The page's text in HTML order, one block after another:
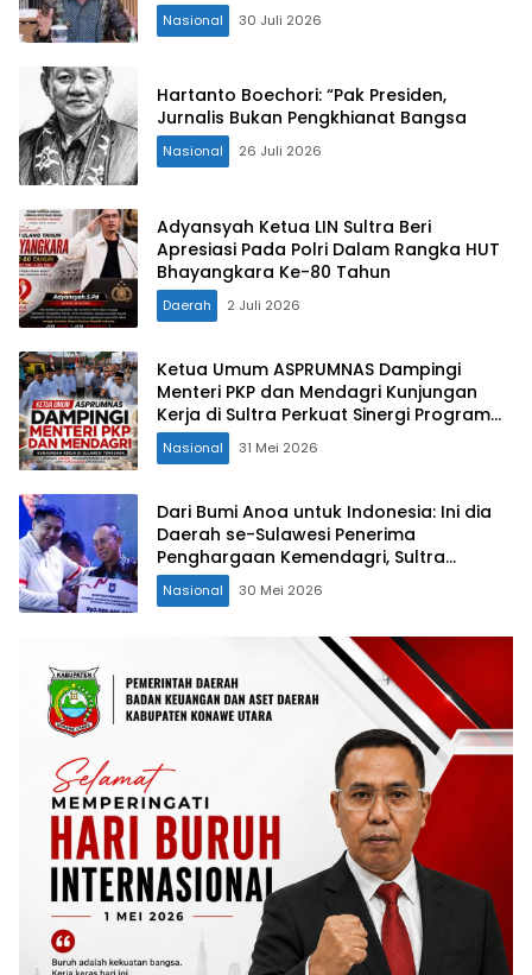
Nasional 30 Juli 2026
Hartanto Boechori: “Pak Presiden,
Jurnalis Bukan Pengkhianat Bangsa
Nasional 26 Juli 2026
Adyansyah Ketua LIN Sultra Beri
Apresiasi Pada Polri Dalam Rangka HUT
Bhayangkara Ke-80 Tahun
Daerah 2 Juli 2026
Ketua Umum ASPRUMNAS Dampingi
Menteri PKP dan Mendagri Kunjungan
Kerja di Sultra Perkuat Sinergi Program
Rumah Layak Huni dan Konsolidasi
Organisasi
Nasional 31 Mei 2026
Dari Bumi Anoa untuk Indonesia: Ini dia
Daerah se-Sulawesi Penerima
Penghargaan Kemendagri, Sultra
Kategori Ke-II
Nasional 30 Mei 2026